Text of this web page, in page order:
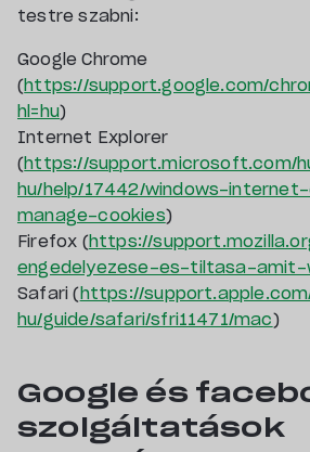
testre szabni:
Google Chrome
( https://support.google.com/
hl=hu)
Internet Explorer
( https://support.microsoft.com/
hu/help/17442/windows-
manage-cookies)
Firefox ( https://
engedelyezese-es-tiltasa-amit-
Safari ( https://
hu/guide/safari/sfri11471/mac )
Google és
szolgáltatások